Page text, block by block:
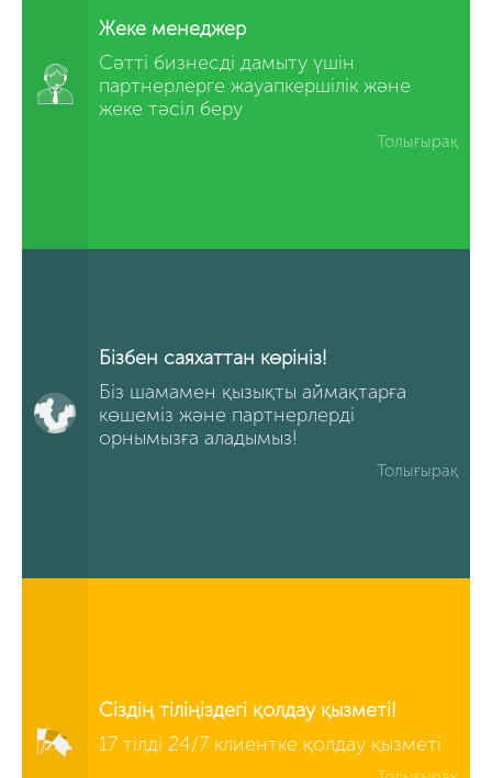
Жеке менеджер
Сәтті бизнесді дамыту үшін
партнерлерге жауапкершілік және
жеке тәсіл беру
Толығырақ
Бізбен саяхаттан көрініз!
Біз шамамен қызықты аймақтарға
көшеміз және партнерлерді
орнымызға аладымыз!
Толығырақ
Сіздің тіліңіздегі қолдау қызметі!
17 тілді 24/7 клиентке қолдау қызметі